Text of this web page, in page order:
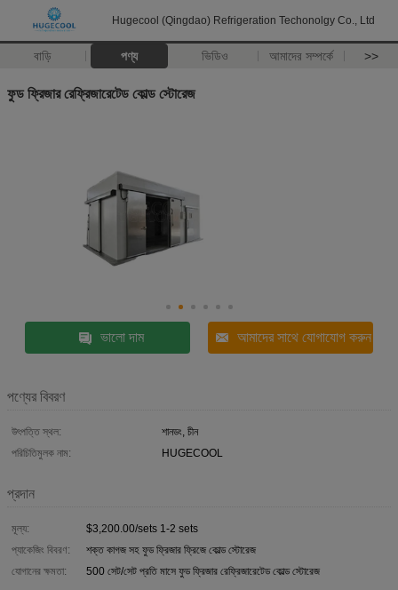
Hugecool (Qingdao) Refrigeration Techonolgy Co., Ltd
বাড়ি পণ্য ভিডিও আমাদের সম্পর্কে >>
ফুড ফ্রিজার রেফ্রিজারেটেড কোল্ড স্টোরেজ
ভালো দাম আমাদের সাথে যোগাযোগ করুন
পণ্যের বিবরণ
উৎপত্তি স্থল:
শানডং, চীন
পরিচিতিমুলক নাম:
HUGECOOL
প্রদান
মূল্য:
$3,200.00/sets 1-2 sets
প্যাকেজিং বিবরণ:
শক্ত কাগজ সহ ফুড ফ্রিজার ফ্রিজে কোল্ড স্টোরেজ
যোগানের ক্ষমতা:
500 সেট/সেট প্রতি মাসে ফুড ফ্রিজার রেফ্রিজারেটেড কোল্ড স্টোরেজ